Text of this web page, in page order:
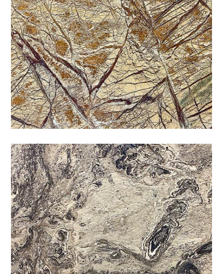
國畫石
咖啡 / 石材色系